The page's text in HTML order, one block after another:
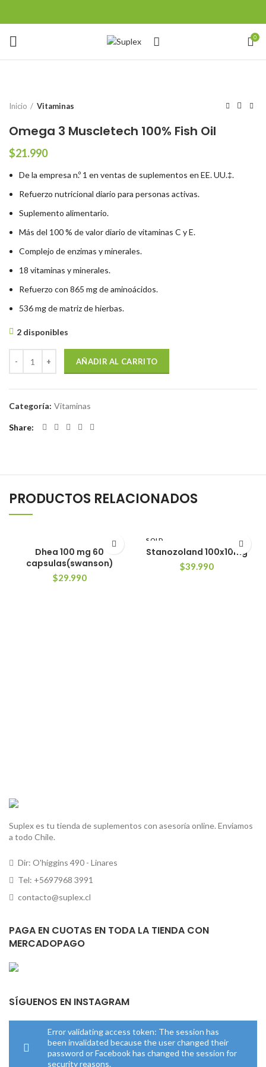
0
Inicio Vitaminas
Omega 3 Muscletech 100% Fish Oil
$21.990
De la empresa n.º 1 en ventas de suplementos en EE. UU.‡.
Refuerzo nutricional diario para personas activas.
Suplemento alimentario.
Más del 100 % de valor diario de vitaminas C y E.
Complejo de enzimas y minerales.
18 vitaminas y minerales.
Refuerzo con 865 mg de aminoácidos.
536 mg de matriz de hierbas.
2 disponibles
AÑADIR AL CARRITO
Categoría: Vitaminas
Share
PRODUCTOS RELACIONADOS
Dhea 100 mg 60
capsulas(swanson)
$29.990
SOLD
Stanozoland 100x10mg
$39.990
Suplex es tu tienda de suplementos con asesoría online. Enviamos
a todo Chile.
Dir: O'higgins 490 - Linares
Tel: +5697968 3991
contacto@suplex.cl
PAGA EN CUOTAS EN TODA LA TIENDA CON
MERCADOPAGO
SÍGUENOS EN INSTAGRAM
Error validating access token: The session has
been invalidated because the user changed their
password or Facebook has changed the session for
security reasons.